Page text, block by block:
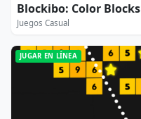
Blockibo: Color Blocks
Juegos Casual
JUGAR EN LÍNEA